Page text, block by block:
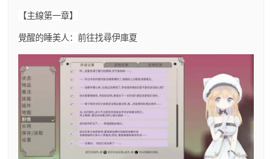
【主線第一章】
覺醒的睡美人：前往找尋伊庫夏